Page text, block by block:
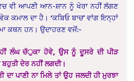
ਵੀ ਆਪਣੀ ਆਨ-ਸ਼ਾਨ ਨੂੰ ਖੋਰਾ ਨਹੀਂ ਲੱਗਣ
ਕਮਾਲ ਦਾ ਹੈ। ‘ਕਬਿਓ ਬਾਚ’ ਵਾਂਗ ਇਨ੍ਹਾਂ
ਕਥਨ ਹਨ। ਉਦਾਹਰਣ ਵਜੋਂ:-
ਲੰਘ ਚੱੁਕਾ ਹੋਵੇ, ਉਸ ਨੂੰ ਦੂਸਰੇ ਦੀ ਪੀੜ
ਦੇਰ ਨਹੀਂ ਲਗਦੀ।
ਪਾਣੀ ਨਾ ਮਿਲੇ ਤਾਂ ਉਹ ਜਲਦੀ ਹੀ ਮੁਰਝਾ